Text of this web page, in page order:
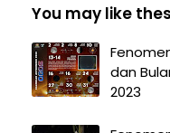
You may like
dan
2023